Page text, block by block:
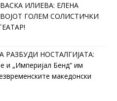
ИЛИЕВА: ЕЛЕНА
ГОЛЕМ СОЛИСТИЧКИ
НОСТАЛГИЈАТА:
и „Империјал Бенд“ им
македонски